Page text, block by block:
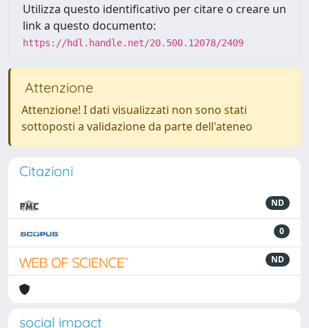
Utilizza questo identificativo per citare o creare un
link a questo documento:
https://hdl.handle.net/20.500.12078/2409
Attenzione
Attenzione! I dati visualizzati non sono stati
sottoposti a validazione da parte dell'ateneo
Citazioni
ND
0
ND
social impact